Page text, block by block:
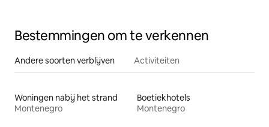
Bestemmingen om te verkennen
Andere soorten verblijven Activiteiten
Woningen nabij het strand
Montenegro
Boetiekhotels
Montenegro